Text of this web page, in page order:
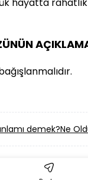
demek?Ne